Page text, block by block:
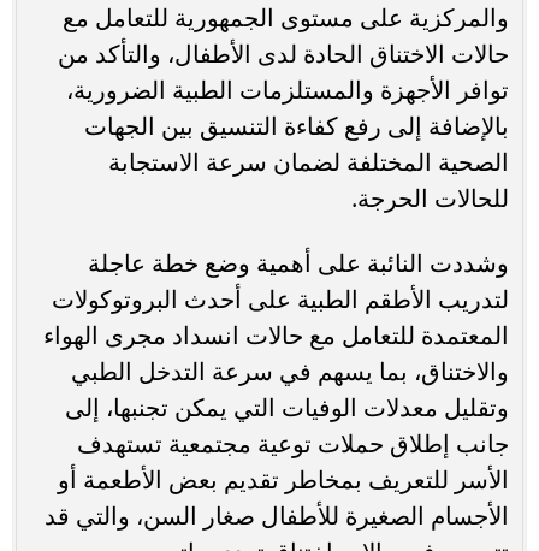
والمركزية على مستوى الجمهورية للتعامل مع
حالات الاختناق الحادة لدى الأطفال، والتأكد من
توافر الأجهزة والمستلزمات الطبية الضرورية،
بالإضافة إلى رفع كفاءة التنسيق بين الجهات
الصحية المختلفة لضمان سرعة الاستجابة
للحالات الحرجة.
وشددت النائبة على أهمية وضع خطة عاجلة
لتدريب الأطقم الطبية على أحدث البروتوكولات
المعتمدة للتعامل مع حالات انسداد مجرى الهواء
والاختناق، بما يسهم في سرعة التدخل الطبي
وتقليل معدلات الوفيات التي يمكن تجنبها، إلى
جانب إطلاق حملات توعية مجتمعية تستهدف
الأسر للتعريف بمخاطر تقديم بعض الأطعمة أو
الأجسام الصغيرة للأطفال صغار السن، والتي قد